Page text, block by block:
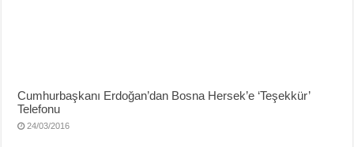
Cumhurbaşkanı Erdoğan’dan Bosna Hersek’e ‘Teşekkür’
Telefonu
24/03/2016